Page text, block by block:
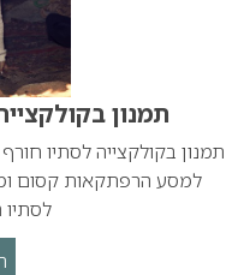
תמנון בקולקצייה
למסע הרפתקאות קסום
לסתיו